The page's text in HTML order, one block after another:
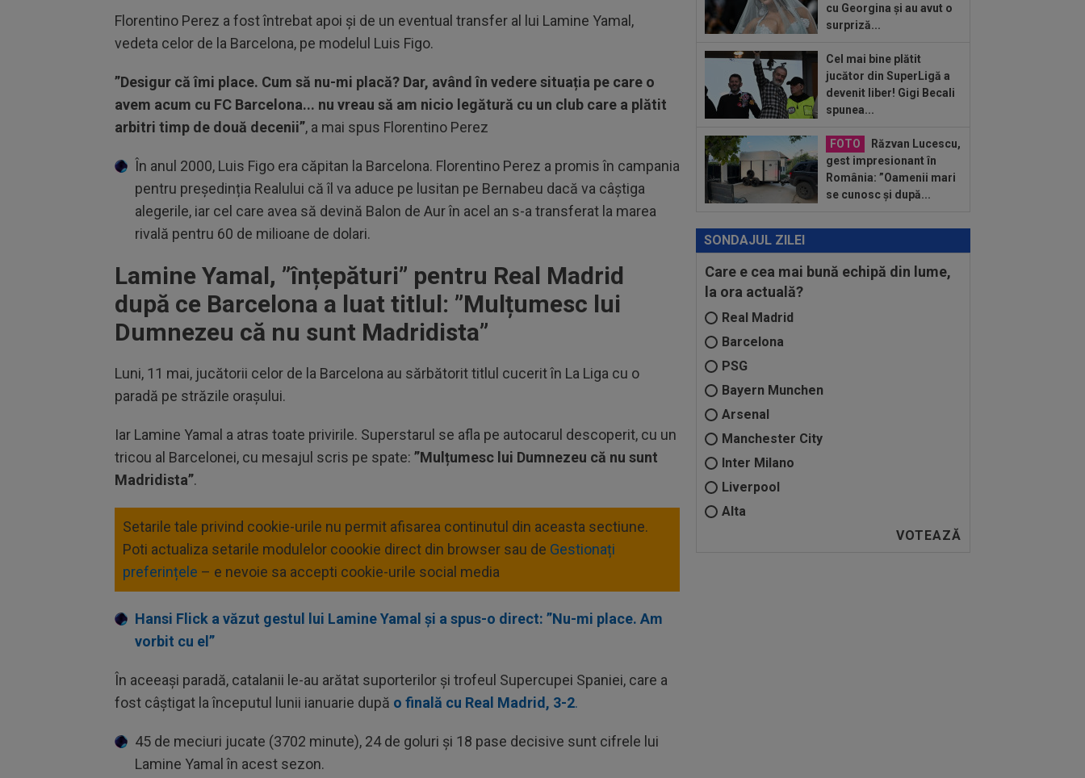
Florentino Perez a fost întrebat apoi și de un eventual transfer al lui Lamine Yamal,
vedeta celor de la Barcelona, pe modelul Luis Figo.
”Desigur că îmi place. Cum să nu-mi placă? Dar, având în vedere situația pe care o
avem acum cu FC Barcelona... nu vreau să am nicio legătură cu un club care a plătit
arbitri timp de două decenii”, a mai spus Florentino Perez
În anul 2000, Luis Figo era căpitan la Barcelona. Florentino Perez a promis în campania
pentru președinția Realului că îl va aduce pe lusitan pe Bernabeu dacă va câștiga
alegerile, iar cel care avea să devină Balon de Aur în acel an s-a transferat la marea
rivală pentru 60 de milioane de dolari.
Lamine Yamal, ”înțepături” pentru Real Madrid
după ce Barcelona a luat titlul: ”Mulțumesc lui
Dumnezeu că nu sunt Madridista”
Luni, 11 mai, jucătorii celor de la Barcelona au sărbătorit titlul cucerit în La Liga cu o
paradă pe străzile orașului.
Iar Lamine Yamal a atras toate privirile. Superstarul se afla pe autocarul descoperit, cu un
tricou al Barcelonei, cu mesajul scris pe spate: ”Mulțumesc lui Dumnezeu că nu sunt
Madridista”.
Setarile tale privind cookie-urile nu permit afisarea continutul din aceasta sectiune.
Poti actualiza setarile modulelor coookie direct din browser sau de Gestionați
preferințele – e nevoie sa accepti cookie-urile social media
Hansi Flick a văzut gestul lui Lamine Yamal și a spus-o direct: ”Nu-mi place. Am
vorbit cu el”
În aceeași paradă, catalanii le-au arătat suporterilor și trofeul Supercupei Spaniei, care a
fost câștigat la începutul lunii ianuarie după o finală cu Real Madrid, 3-2.
45 de meciuri jucate (3702 minute), 24 de goluri și 18 pase decisive sunt cifrele lui
Lamine Yamal în acest sezon.
de...
13:22
”Pachet de 6 cifre” + 50.000 de
Comunicat...
13:01
Giovanni Becali a rămas
”interzis” când a aflat ce i-a spus MM
Stoica lui Gigi...
21:30, DGS 1. Roș-albaștrii, ”ca acasă”
la...
cu Georgina și au avut o
surpriză...
Cel mai bine plătit
jucător din SuperLigă a
devenit liber! Gigi Becali
spunea...
FOTO
Răzvan Lucescu,
gest impresionant în
România: ”Oamenii mari
se cunosc și după...
SONDAJUL ZILEI
Care e cea mai bună echipă din lume,
la ora actuală?
Real Madrid
Barcelona
PSG
Bayern Munchen
Arsenal
Manchester City
Inter Milano
Liverpool
Alta